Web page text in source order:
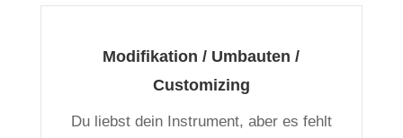
Modifikation / Umbauten /
Customizing
Du liebst dein Instrument, aber es fehlt